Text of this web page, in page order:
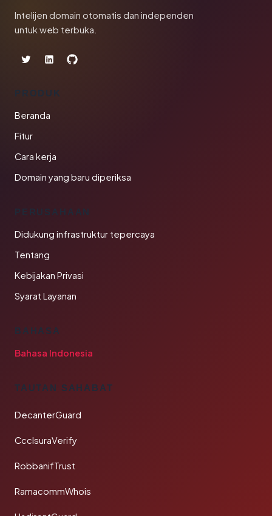
Intelijen domain otomatis dan independen
untuk web terbuka.
PRODUK
Beranda
Fitur
Cara kerja
Domain yang baru diperiksa
PERUSAHAAN
Didukung infrastruktur tepercaya
Tentang
Kebijakan Privasi
Syarat Layanan
BAHASA
Bahasa Indonesia
TAUTAN SAHABAT
DecanterGuard
CcclsuraVerify
RobbanifTrust
RamacommWhois